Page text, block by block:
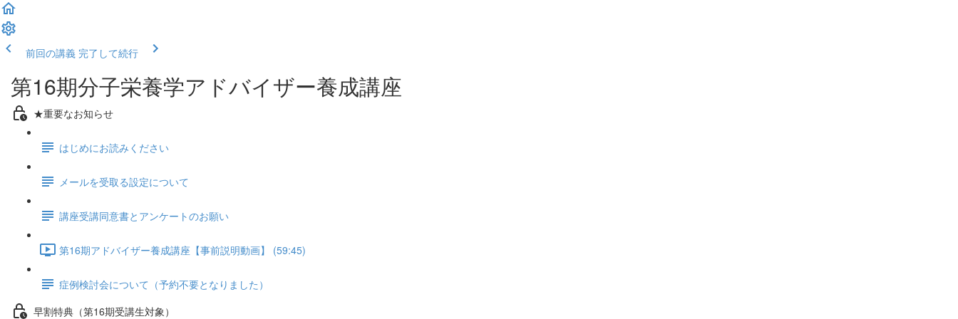
前回の講義 完了して続行
第16期分子栄養学アドバイザー養成講座
★重要なお知らせ
はじめにお読みください
メールを受取る設定について
講座受講同意書とアンケートのお願い
第16期アドバイザー養成講座【事前説明動画】 (59:45)
症例検討会について（予約不要となりました）
早割特典（第16期受講生対象）